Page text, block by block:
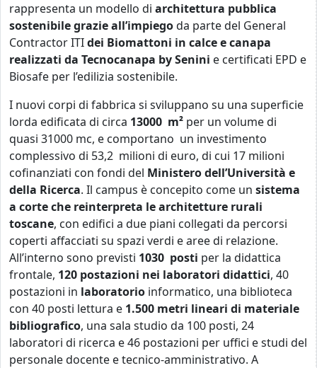
rappresenta un modello di architettura pubblica
sostenibilegrazie all’impiegoda parte del General
Contractor ITIdei Biomattoni in calce e canapa
realizzati da Tecnocanapa by Senini e certificati EPD e
Biosafe per l’edilizia sostenibile.
I nuovi corpi di fabbrica si sviluppano su una superficie
lorda edificata di circa 13000 m² per un volume di
quasi 31000 mc, e comportano un investimento
complessivo di 53,2 milioni di euro, di cui 17 milioni
cofinanziati con fondi del Ministero dell’Università e
della Ricerca. Il campus è concepito come un sistema
a corte che reinterpreta le architetture rurali
toscane, con edifici a due piani collegati da percorsi
coperti affacciati su spazi verdi e aree di relazione.
All’interno sono previsti 1030 posti per la didattica
frontale, 120 postazioni nei laboratori didattici, 40
postazioni in laboratorio informatico, una biblioteca
con 40 posti lettura e 1.500 metri lineari di materiale
bibliografico, una sala studio da 100 posti, 24
laboratori di ricerca e 46 postazioni per uffici e studi del
personale docente e tecnico-amministrativo. A